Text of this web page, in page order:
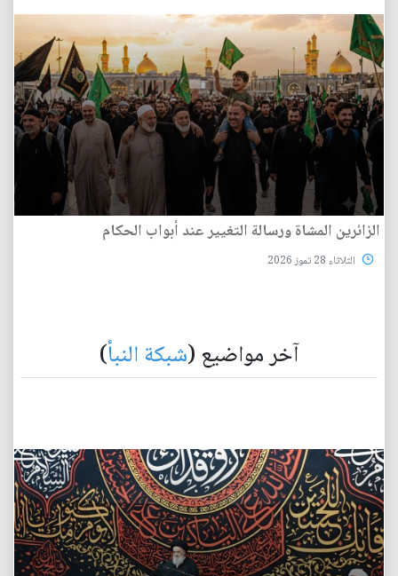
الزائرين المشاة ورسالة التغيير عند أبواب الحكام
الثلاثاء 28 تموز 2026
آخر مواضيع (شبكة النبأ)